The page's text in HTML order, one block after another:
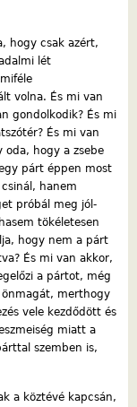
hogy csak azért,
lét
volna. És mi van
gondolkodik? És mi
És mi van
oda, hogy a zsebe
párt éppen most
hanem
próbál meg jól-
tökéletesen
hogy nem a párt
És mi van akkor,
a pártot, még
merthogy
vele kezdődött és
miatt a
szemben is,
a köztévé kapcsán,